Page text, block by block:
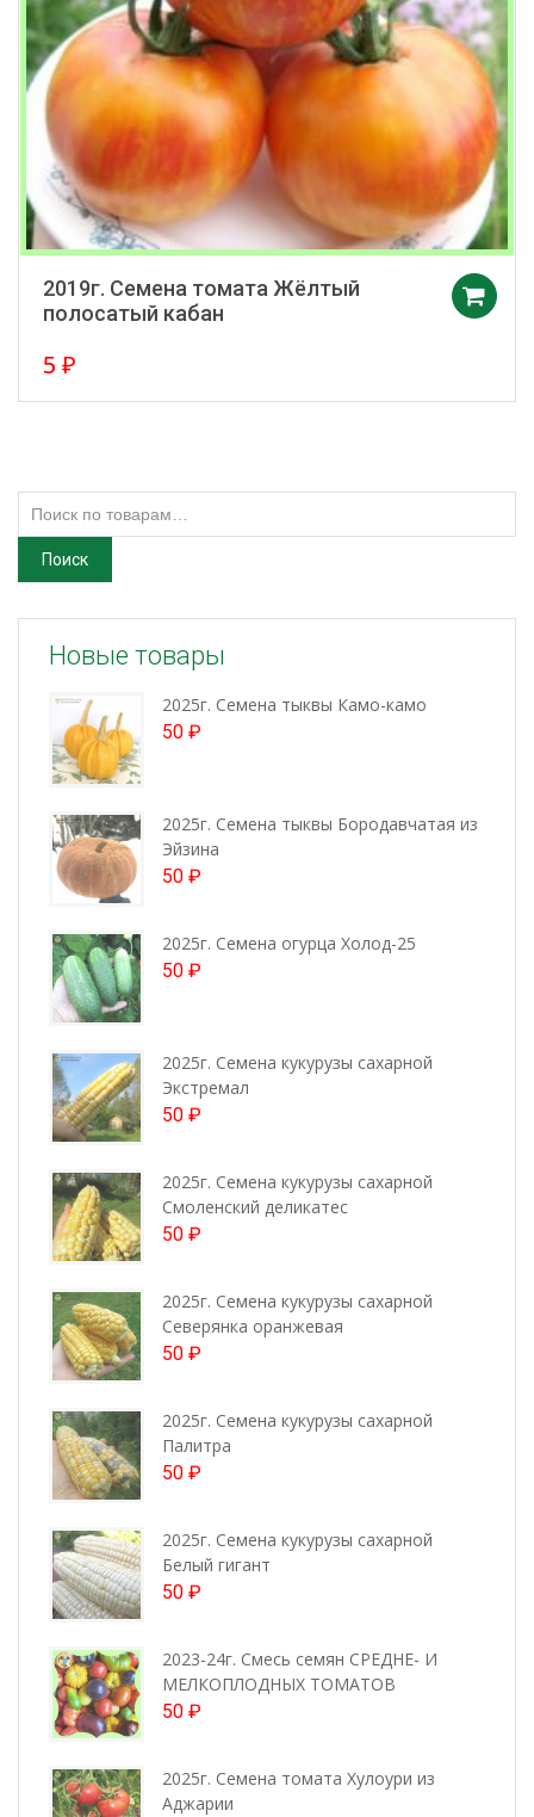
2019г. Семена томата Жёлтый
полосатый кабан
5 ₽
Искать:
Поиск
Новые товары
2025г. Семена тыквы Камо-камо
50 ₽
2025г. Семена тыквы Бородавчатая из
Эйзина
50 ₽
2025г. Семена огурца Холод-25
50 ₽
2025г. Семена кукурузы сахарной
Экстремал
50 ₽
2025г. Семена кукурузы сахарной
Смоленский деликатес
50 ₽
2025г. Семена кукурузы сахарной
Северянка оранжевая
50 ₽
2025г. Семена кукурузы сахарной
Палитра
50 ₽
2025г. Семена кукурузы сахарной
Белый гигант
50 ₽
2023-24г. Смесь семян СРЕДНЕ- И
МЕЛКОПЛОДНЫХ ТОМАТОВ
50 ₽
2025г. Семена томата Хулоури из
Аджарии